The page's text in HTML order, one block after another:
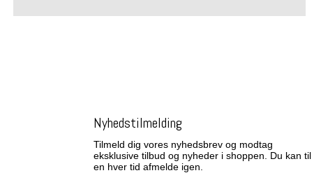
Nyhedstilmelding
Tilmeld dig vores nyhedsbrev og modtag
eksklusive tilbud og nyheder i shoppen. Du kan til
en hver tid afmelde igen.